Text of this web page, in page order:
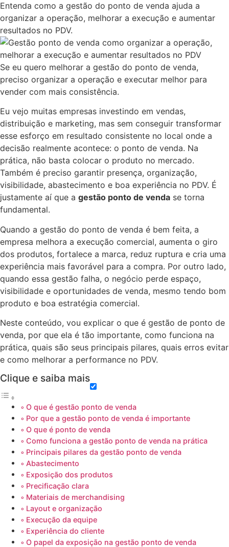
Entenda como a gestão do ponto de venda ajuda a
organizar a operação, melhorar a execução e aumentar
resultados no PDV.
Se eu quero melhorar a gestão do ponto de venda,
preciso organizar a operação e executar melhor para
vender com mais consistência.
Eu vejo muitas empresas investindo em vendas,
distribuição e marketing, mas sem conseguir transformar
esse esforço em resultado consistente no local onde a
decisão realmente acontece: o ponto de venda. Na
prática, não basta colocar o produto no mercado.
Também é preciso garantir presença, organização,
visibilidade, abastecimento e boa experiência no PDV. É
justamente aí que a gestão ponto de venda se torna
fundamental.
Quando a gestão do ponto de venda é bem feita, a
empresa melhora a execução comercial, aumenta o giro
dos produtos, fortalece a marca, reduz ruptura e cria uma
experiência mais favorável para a compra. Por outro lado,
quando essa gestão falha, o negócio perde espaço,
visibilidade e oportunidades de venda, mesmo tendo bom
produto e boa estratégia comercial.
Neste conteúdo, vou explicar o que é gestão de ponto de
venda, por que ela é tão importante, como funciona na
prática, quais são seus principais pilares, quais erros evitar
e como melhorar a performance no PDV.
Clique e saiba mais
O que é gestão ponto de venda
Por que a gestão ponto de venda é importante
O que é ponto de venda
Como funciona a gestão ponto de venda na prática
Principais pilares da gestão ponto de venda
Abastecimento
Exposição dos produtos
Precificação clara
Materiais de merchandising
Layout e organização
Execução da equipe
Experiência do cliente
O papel da exposição na gestão ponto de venda